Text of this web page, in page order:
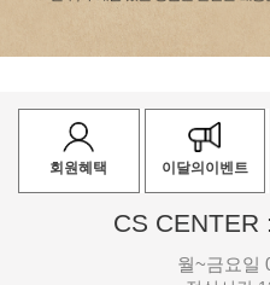
회원혜택 이달의이벤트
CS CENTER
월~금요일